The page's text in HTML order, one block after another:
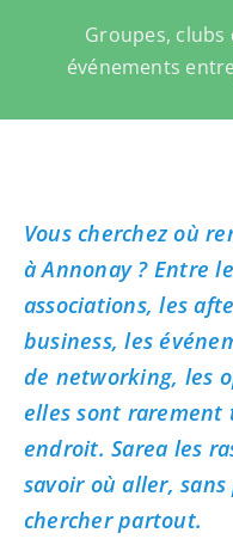
Groupes,
événements
Vous cherchez où
à Annonay ? Entre
associations, les
business, les
de networking, les
elles sont rarement
endroit. Sarea les
savoir où aller,
chercher partout.